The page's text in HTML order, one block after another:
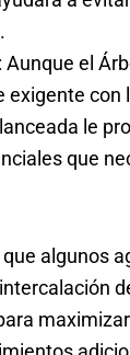
el
exigente con
le
que
algunos